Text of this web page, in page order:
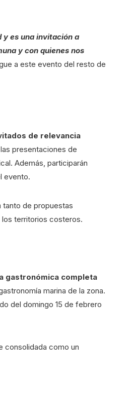
y es una invitación a
y con quienes nos
a este evento del resto de
de relevancia
presentaciones de
Además, participarán
evento.
de propuestas
territorios costeros.
gastronómica completa
marina de la zona.
del domingo 15 de febrero
consolidada como un